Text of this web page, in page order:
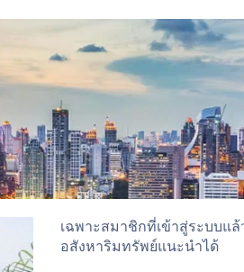
เฉพาะสมาชิกที่เข้าสู่ระบบแ
อสังหาริมทรัพย์แนะนำได้